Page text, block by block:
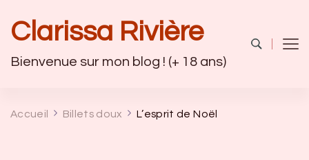
Clarissa Rivière
Bienvenue sur mon blog ! (+ 18 ans)
Accueil Billets doux L’esprit de Noël